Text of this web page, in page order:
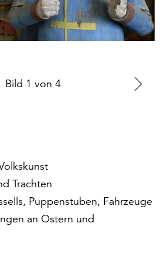
Bild 1 von 4
Trachten
Puppenstuben, Fahrzeuge
an Ostern und